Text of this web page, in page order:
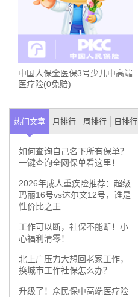
中国人保金医保3号少儿中高端
医疗险(0免赔)
热门文章 月排行 周排行 日排行
如何查询自己名下所有保单？
一键查询全网保单看这里！
2026年成人重疾险推荐：超级
玛丽16号vs达尔文12号，谁是
性价比之王
工作可以断，社保不能断！小
心福利清零！
北上广压力大想回老家工作，
换城市工作社保怎么办？
升级了！众民保中高端医疗险